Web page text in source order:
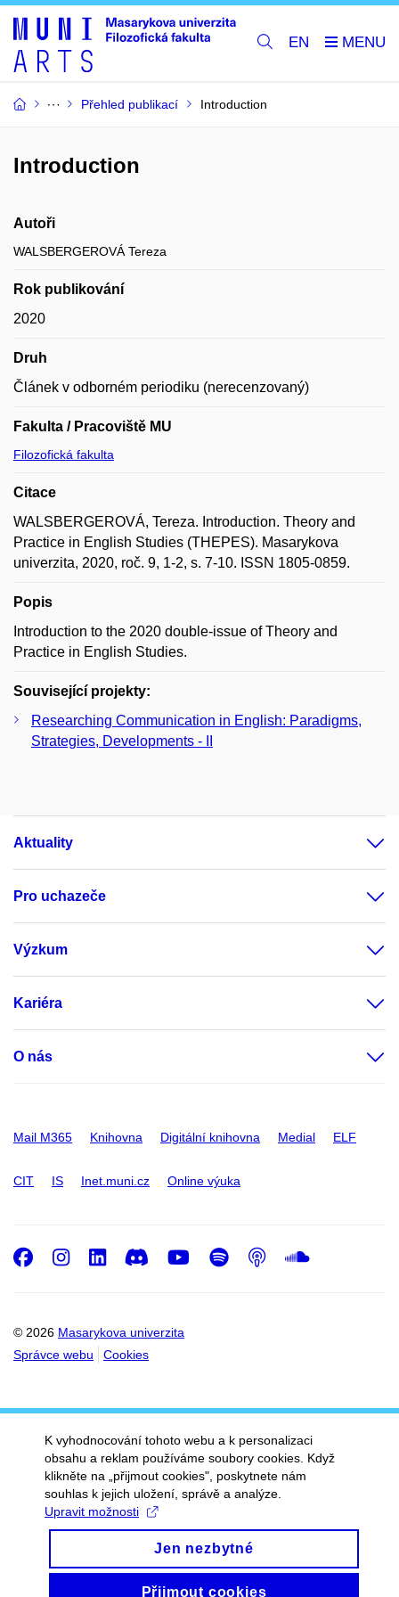
EN
Přehled publikací Introduction
Introduction
Autoři
WALSBERGEROVÁ Tereza
Rok publikování
2020
Druh
Článek v odborném periodiku (nerecenzovaný)
Fakulta / Pracoviště MU
Filozofická fakulta
Citace
WALSBERGEROVÁ, Tereza. Introduction. Theory and
Practice in English Studies (THEPES). Masarykova
univerzita, 2020, roč. 9, 1-2, s. 7-10. ISSN 1805-0859.
Popis
Introduction to the 2020 double-issue of Theory and
Practice in English Studies.
Související projekty:
Researching Communication in English: Paradigms,
Strategies, Developments - II
Aktuality
Pro uchazeče
Výzkum
Kariéra
O nás
Mail M365 Knihovna Digitální knihovna Medial ELF
CIT IS Inet.muni.cz Online výuka
© 2026 Masarykova univerzita
Správce webu
Cookies
Facebook
Instagram
LinkedIn
DiscordYoutube
Spotify
Podcast
K vyhodnocování tohoto webu a k personalizaci
obsahu a reklam používáme soubory cookies. Když
klikněte na „přijmout cookies", poskytnete nám
souhlas k jejich uložení, správě a analýze.
Upravit možnosti
Jen nezbytné
Přijmout cookies